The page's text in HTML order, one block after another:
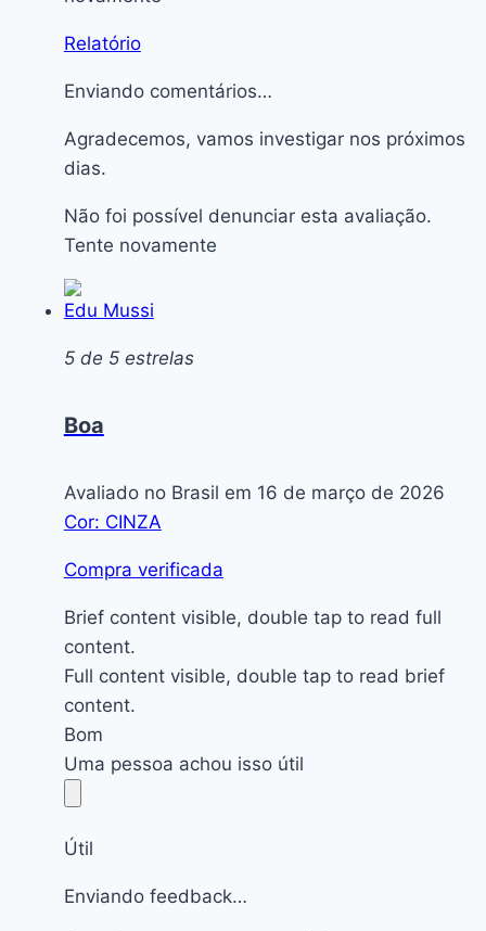
Relatório
Enviando comentários…
Agradecemos, vamos investigar nos próximos
dias.
Não foi possível denunciar esta avaliação.
Tente novamente
Edu Mussi
5 de 5 estrelas
Boa
Avaliado no Brasil em 16 de março de 2026
Cor: CINZA
Compra verificada
Brief content visible, double tap to read full
content.
Full content visible, double tap to read brief
content.
Bom
Uma pessoa achou isso útil
Útil
Enviando feedback…